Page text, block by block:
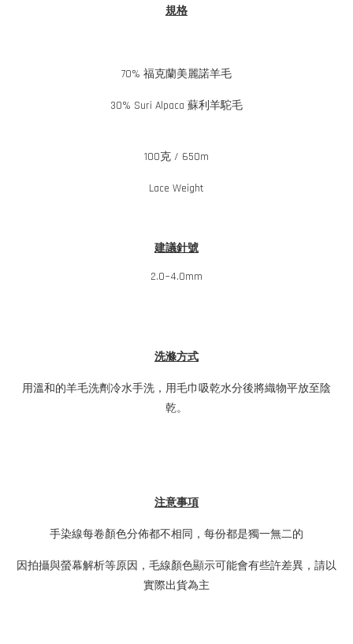
規格
70% 福克蘭美麗諾羊毛
30% Suri Alpaca 蘇利羊駝毛
100克 / 650m
Lace Weight
建議針號
2.0~4.0mm
洗滌方式
用溫和的羊毛洗劑冷水手洗，用毛巾吸乾水分後將織物平放至陰
乾。
注意事項
手染線每卷顏色分佈都不相同，每份都是獨一無二的
因拍攝與螢幕解析等原因，毛線顏色顯示可能會有些許差異，請以
實際出貨為主